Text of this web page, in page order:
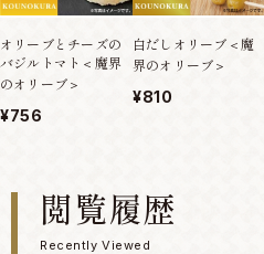
オリーブとチーズの
バジルトマト＜魔界
のオリーブ＞
¥756
白だしオリーブ＜魔
界のオリーブ＞
¥810
閲覧履歴
Recently Viewed